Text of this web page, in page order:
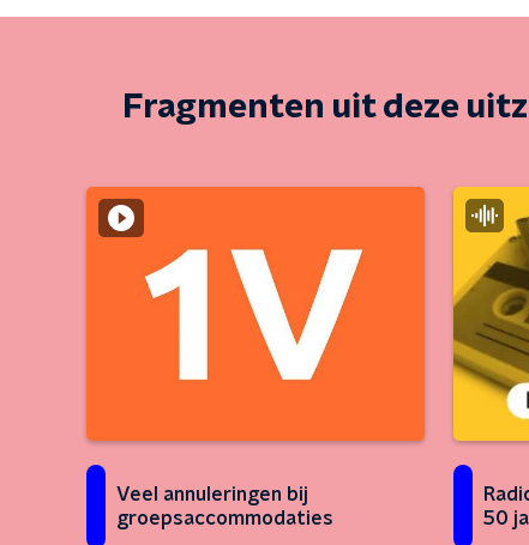
Fragmenten uit deze
Veel annuleringen bij
groepsaccommodaties
50